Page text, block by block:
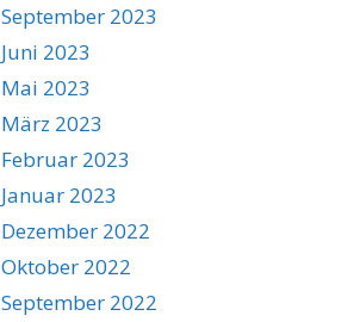
September 2023
Juni 2023
Mai 2023
März 2023
Februar 2023
Januar 2023
Dezember 2022
Oktober 2022
September 2022